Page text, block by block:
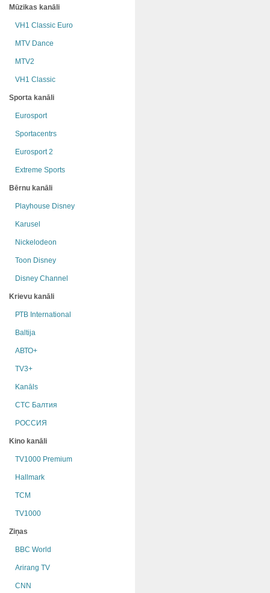
Mūzikas kanāli
VH1 Classic Euro
MTV Dance
MTV2
VH1 Classic
Sporta kanāli
Eurosport
Sportacentrs
Eurosport 2
Extreme Sports
Bērnu kanāli
Playhouse Disney
Karusel
Nickelodeon
Toon Disney
Disney Channel
Krievu kanāli
РТB International
Baltija
АВТО+
TV3+
Kanāls
СТС Балтия
РОССИЯ
Kino kanāli
TV1000 Premium
Hallmark
TCM
TV1000
Ziņas
BBC World
Arirang TV
CNN